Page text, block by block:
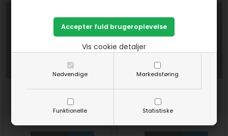
Nødvendige Markedsføring
Funktionelle Statistiske
Vis cookie detaljer
Perlemors knapper 13 mm
med 2 huller 24 stk
Sorte tryklåse 10 mm plast 18
stk fra Prym